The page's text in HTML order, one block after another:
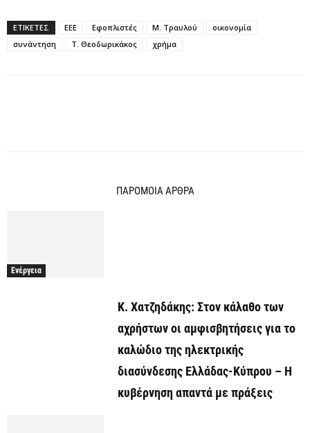
ΕΤΙΚΕΤΕΣ ΕΕΕ Εφοπλιστές Μ. Τραυλού
οικονομία
συνάντηση
Τ. Θεοδωρικάκος χρήμα
ΠΑΡΟΜΟΙΑ ΑΡΘΡΑ
Ενέργεια
Κ. Χατζηδάκης: Στον κάλαθο των
αχρήστων οι αμφισβητήσεις για το
καλώδιο της ηλεκτρικής
διασύνδεσης Ελλάδας-Κύπρου – Η
κυβέρνηση απαντά με πράξεις